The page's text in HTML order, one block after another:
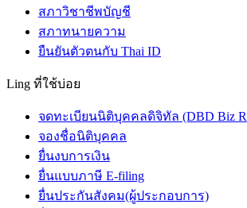
สภาวิชาชีพบัญชี
สภาทนายความ
ยืนยันตัวตนกับ Thai ID
Ling ที่ใช้บ่อย
จดทะเบียนนิติบุคคลดิจิทัล (DBD Biz
จองชื่อนิติบุคคล
ยื่นงบการเงิน
ยื่นแบบภาษี E-filing
ยื่นประกันสังคม(ผู้ประกอบการ)